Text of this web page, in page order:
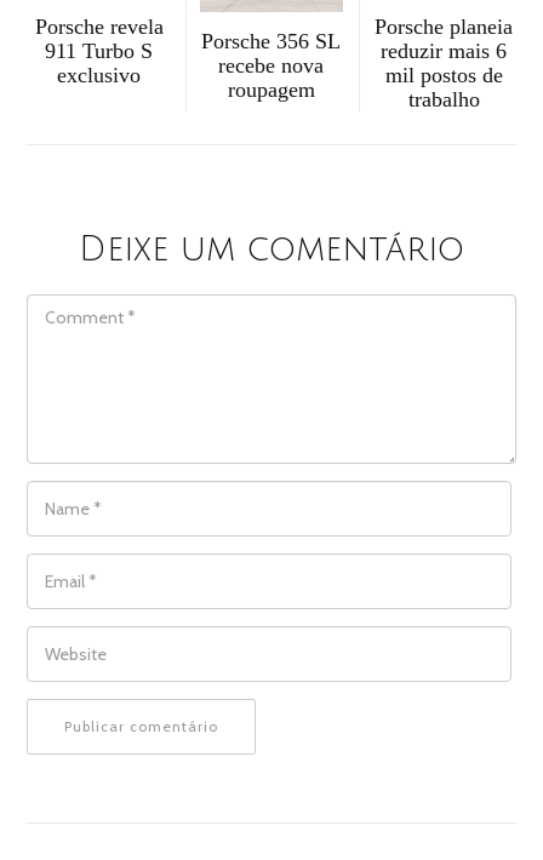
Porsche revela
911 Turbo S
exclusivo
Porsche 356 SL
recebe nova
roupagem
Porsche planeia
reduzir mais 6
mil postos de
trabalho
Deixe um comentário
COMMENT
NAME
EMAIL
WEBSITE